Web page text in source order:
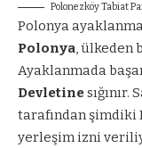
Polonezköy Tabiat
Polonya
Polonya, ülkeden
Ayaklanmada
Devletinesığınır.
tarafından şimdiki
yerleşim izni